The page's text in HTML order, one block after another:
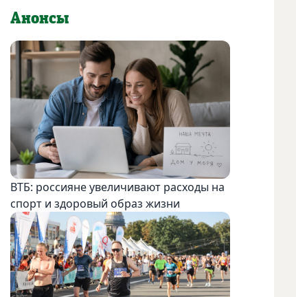
Анонсы
ВТБ: россияне увеличивают расходы на
спорт и здоровый образ жизни